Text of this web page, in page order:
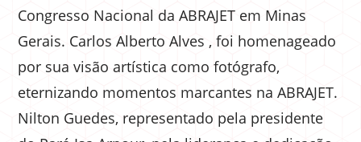
Congresso Nacional da ABRAJET em Minas
Gerais. Carlos Alberto Alves , foi homenageado
por sua visão artística como fotógrafo,
eternizando momentos marcantes na ABRAJET.
Nilton Guedes, representado pela presidente